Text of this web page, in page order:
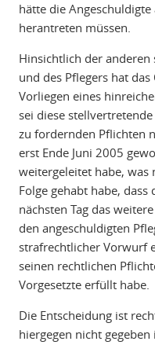
hätte die
herantreten müssen.
Hinsichtlich der
und des Pflegers hat
Vorliegen eines
sei diese
zu fordernden Pflichten
erst Ende Juni 2005
weitergeleitet habe, was
Folge gehabt habe,
nächsten Tag das
den angeschuldigten
strafrechtlicher Vorwurf
seinen rechtlichen
Vorgesetzte erfüllt habe.
Die Entscheidung ist
hiergegen nicht gegeben